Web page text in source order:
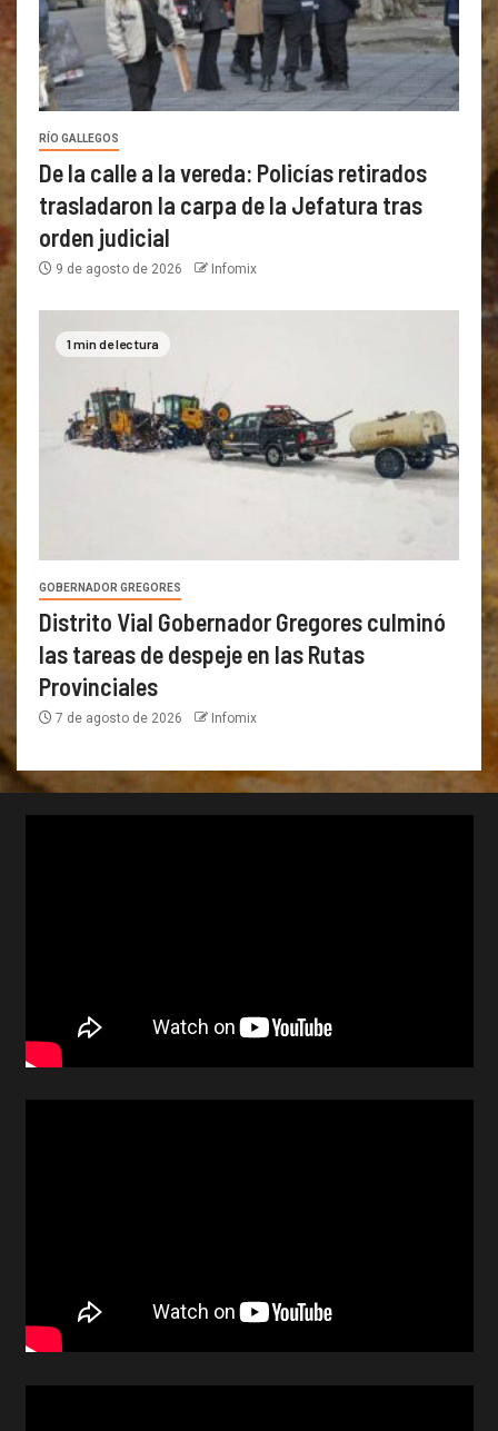
RÍO GALLEGOS
De la calle a la vereda: Policías retirados
trasladaron la carpa de la Jefatura tras
orden judicial
9 de agosto de 2026 Infomix
1 min de lectura
GOBERNADOR GREGORES
Distrito Vial Gobernador Gregores culminó
las tareas de despeje en las Rutas
Provinciales
7 de agosto de 2026 Infomix